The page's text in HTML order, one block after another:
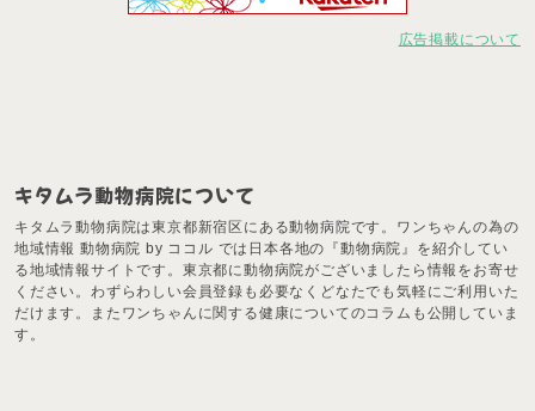
広告掲載について
キタムラ動物病院について
キタムラ動物病院は東京都新宿区にある動物病院です。ワンちゃんの為の
地域情報 動物病院 by ココル では日本各地の『動物病院』を紹介してい
る地域情報サイトです。東京都に動物病院がございましたら情報をお寄せ
ください。わずらわしい会員登録も必要なくどなたでも気軽にご利用いた
だけます。またワンちゃんに関する健康についてのコラムも公開していま
す。